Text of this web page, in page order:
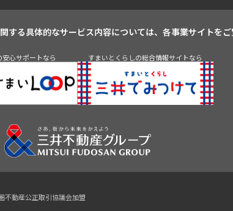
する具体的なサービス内容については、各事業サイトを
安心サポートなら すまいとくらしの総合情報サイトなら
不動産公正取引協議会加盟